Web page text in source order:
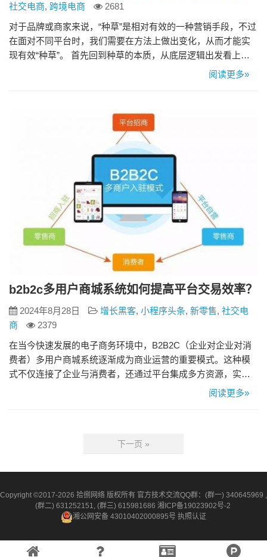
社交电商, 跨境电商
2681
对于品牌或商家来说，“种草”是相对有效的一种营销手段，不过
在面对不同平台时，我们需要在方法上做出变化，从而才能实
现有效“种草”。 首先回到种草的本质，从底层逻辑出发看上层
建筑： 种草做为一种伴随着社交媒体和达人经济出现的营销手
匹配TA、人设是否适合传递这个品牌信息、内容能否被买单、
阅读更多»
b2b2c多用户商城系统如何提高平台交易效率？
2024年8月28日 增长黑客, 小程序头条, 新零售, 社交电
商
2379
在当今快速发展的电子商务环境中，B2B2C（企业对企业对消
费者）多用户商城系统逐渐成为商业运营的重要模式。这种模
式不仅连接了企业与消费者，还通过平台集成多方资源，实现
了高效的交易和服务。然而，要提高B2B2C多用户商城系统的
阅读更多»
下一页 »
Copyright ©2017-2026 拾捌网络 版权所有 官方技术交流QQ群：(群一) 340645969 ,
(群二) 631252151, (群三) 615981686 湘ICP备19023902号-2
湘公网安备 43010402000895号 执照认证